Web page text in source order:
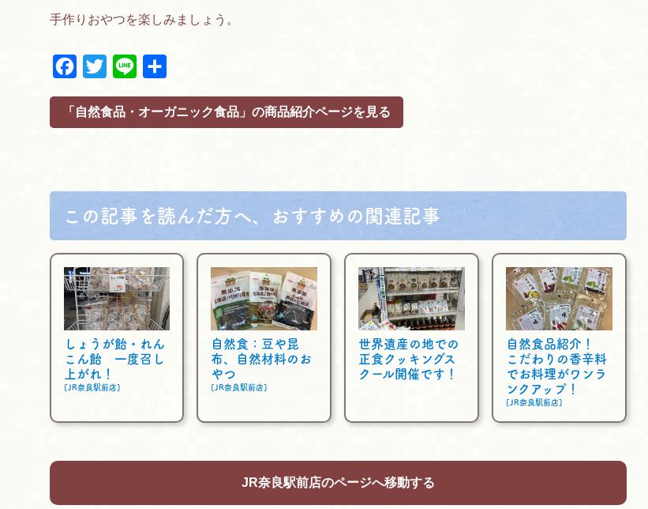
手作りおやつを楽しみましょう。
e
w
t
e
「自然食品・オーガニック食品」の商品紹介ページを見る
この記事を読んだ方へ、おすすめの関連記事
しょうが飴・れん
こん飴 一度召し
上がれ！
[JR奈良駅前店]
自然食：豆や昆
布、自然材料のお
やつ
[JR奈良駅前店]
世界遺産の地での
正食クッキングス
クール開催です！
自然食品紹介！
こだわりの香辛料
でお料理がワンラ
ンクアップ！
[JR奈良駅前店]
JR奈良駅前店のページへ移動する